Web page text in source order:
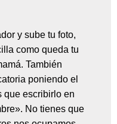
y sube tu foto,
como queda tu
También
poniendo el
que escribirlo en
No tienes que